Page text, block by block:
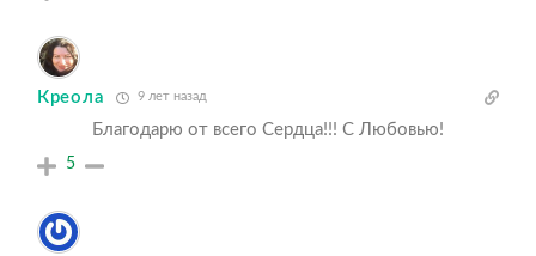
Креола 9 лет назад
Благодарю от всего Сердца!!! С Любовью!
5